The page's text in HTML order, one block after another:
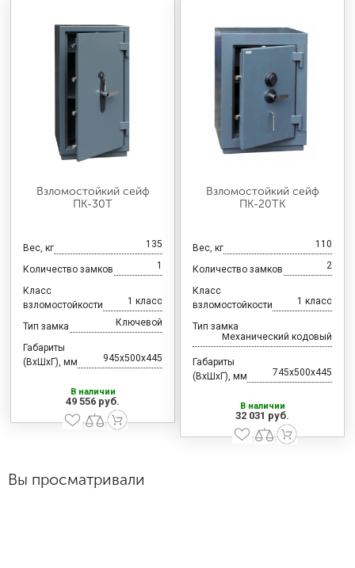
Взломостойкий сейф
ПК-30Т
Вес, кг 135
Количество замков 1
Класс
взломостойкости
1 класс
Тип замка Ключевой
Габариты
(ВхШхГ), мм
945x500x445
В наличии
49 556 руб.
Взломостойкий сейф
ПК-20ТК
Вес, кг 110
Количество замков 2
Класс
взломостойкости
1 класс
Тип замка
Механический кодовый
Габариты
(ВхШхГ), мм
745x500x445
В наличии
32 031 руб.
Вы просматривали